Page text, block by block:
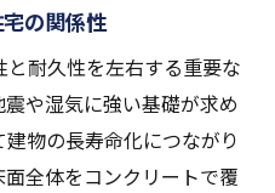
ばす基礎工事の工夫
県で叶える秘訣
る段取りと工法の違い
の関係性
耐久性を左右する重要な
や湿気に強い基礎が求め
物の長寿命化につながり
全体をコンクリートで覆